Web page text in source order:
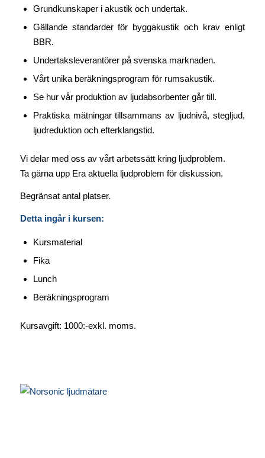
Grundkunskaper i akustik och undertak.
Gällande standarder för byggakustik och krav enligt
BBR.
Undertaksleverantörer på svenska marknaden.
Vårt unika beräkningsprogram för rumsakustik.
Se hur vår produktion av ljudabsorbenter går till.
Praktiska mätningar tillsammans av ljudnivå, stegljud,
ljudreduktion och efterklangstid.
Vi delar med oss av vårt arbetssätt kring ljudproblem.
Ta gärna upp Era aktuella ljudproblem för diskussion.
Begränsat antal platser.
Detta ingår i kursen:
Kursmaterial
Fika
Lunch
Beräkningsprogram
Kursavgift: 1000:-exkl. moms.